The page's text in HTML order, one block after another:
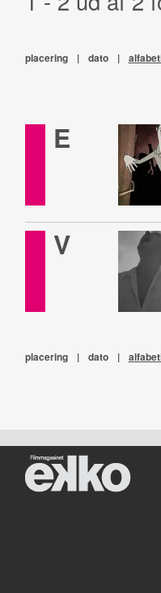
placering | dato |
E
V
placering | dato |